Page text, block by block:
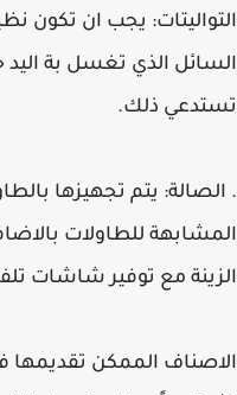
التواليتات: يجب ان تكون
السائل الذي تغسل بة
تستدعي ذلك.
. الصالة: يتم تجهيزها
المشابهة للطاولات
الزينة مع توفير شاشات
الاصناف الممكن